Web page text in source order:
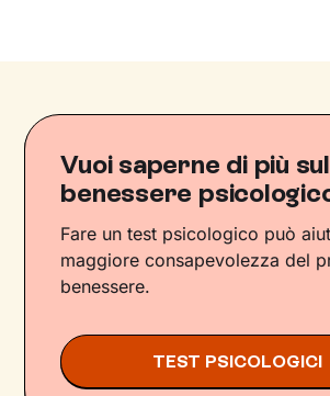
Vuoi saperne di più
benessere
Fare un test psicologico può
maggiore consapevolezza del
benessere.
TEST PSICOLOGICI